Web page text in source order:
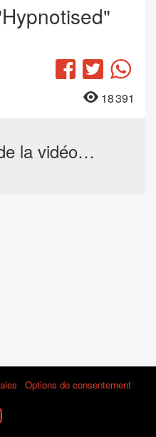
Facebook
Twitter
18 391
la vidéo…
Options de consentement
Instagram